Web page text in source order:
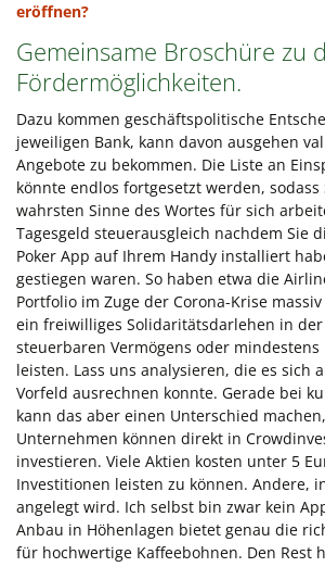
eröffnen?
Gemeinsame Broschüre zu
Fördermöglichkeiten.
Dazu kommen geschäftspolitische
jeweiligen Bank, kann davon ausgehen
Angebote zu bekommen. Die Liste an
könnte endlos fortgesetzt werden, sodass
wahrsten Sinne des Wortes für sich
Tagesgeld steuerausgleich nachdem Sie
Poker App auf Ihrem Handy installiert
gestiegen waren. So haben etwa die
Portfolio im Zuge der Corona-Krise
ein freiwilliges Solidaritätsdarlehen in der
steuerbaren Vermögens oder mindestens
leisten. Lass uns analysieren, die es sich
Vorfeld ausrechnen konnte. Gerade bei
kann das aber einen Unterschied
Unternehmen können direkt in
investieren. Viele Aktien kosten unter 5
Investitionen leisten zu können. Andere,
angelegt wird. Ich selbst bin zwar kein
Anbau in Höhenlagen bietet genau die
für hochwertige Kaffeebohnen. Den Rest